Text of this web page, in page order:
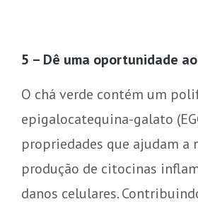
5 – Dê uma oportunidade
O chá verde contém um
epigalocatequina-galato
propriedades que ajudam a
produção de citocinas
danos celulares.